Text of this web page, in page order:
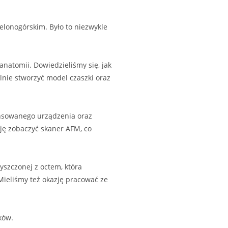
Było to niezwykle
Dowiedzieliśmy się, jak
stworzyć model czaszki oraz
urządzenia oraz
zobaczyć skaner AFM, co
z octem, która
też okazję pracować ze